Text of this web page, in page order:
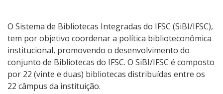
O Sistema de Bibliotecas Integradas do IFSC (SiBI/IFSC),
tem por objetivo coordenar a política biblioteconômica
institucional, promovendo o desenvolvimento do
conjunto de Bibliotecas do IFSC. O SiBI/IFSC é composto
por 22 (vinte e duas) bibliotecas distribuídas entre os
22 câmpus da instituição.